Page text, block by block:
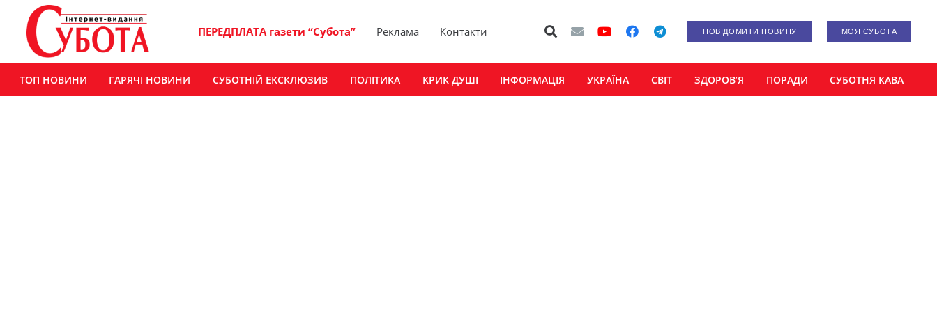
ПЕРЕДПЛАТА газети “Субота” Реклама Контакти ПОВІДОМИТИ НОВИНУ МОЯ СУБОТА
ТОП НОВИНИ ГАРЯЧІ НОВИНИ СУБОТНІЙ ЕКСКЛЮЗИВ ПОЛІТИКА КРИК ДУШІ ІНФОРМАЦІЯ УКРАЇНА СВІТ ЗДОРОВ’Я ПОРАДИ СУБОТНЯ КАВА